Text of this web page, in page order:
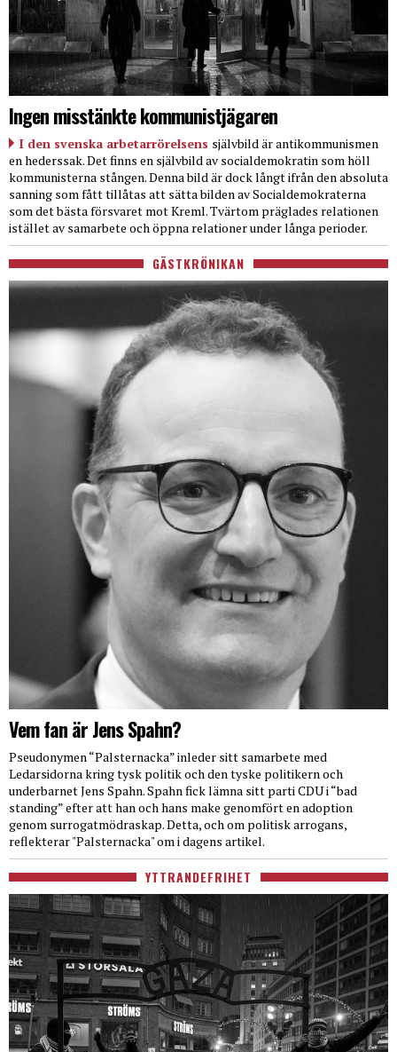
Ingen misstänkte kommunistjägaren
I den svenska arbetarrörelsens självbild är antikommunismen
en hederssak. Det finns en självbild av socialdemokratin som höll
kommunisterna stången. Denna bild är dock långt ifrån den absoluta
sanning som fått tillåtas att sätta bilden av Socialdemokraterna
som det bästa försvaret mot Kreml. Tvärtom präglades relationen
istället av samarbete och öppna relationer under långa perioder.
GÄSTKRÖNIKAN
Vem fan är Jens Spahn?
Pseudonymen “Palsternacka” inleder sitt samarbete med
Ledarsidorna kring tysk politik och den tyske politikern och
underbarnet Jens Spahn. Spahn fick lämna sitt parti CDU i “bad
standing” efter att han och hans make genomfört en adoption
genom surrogatmödraskap. Detta, och om politisk arrogans,
reflekterar "Palsternacka" om i dagens artikel.
YTTRANDEFRIHET